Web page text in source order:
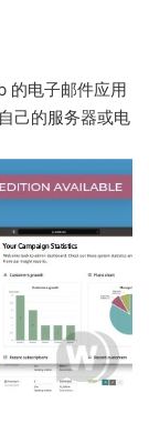
的电子邮件应用
己的服务器或电